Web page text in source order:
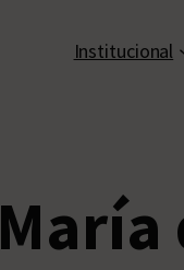
Institucional
María